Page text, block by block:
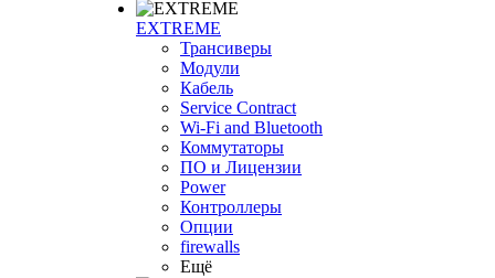
EXTREME
Трансиверы
Модули
Кабель
Service Contract
Wi-Fi and Bluetooth
Коммутаторы
ПО и Лицензии
Power
Контроллеры
Опции
firewalls
Ещё